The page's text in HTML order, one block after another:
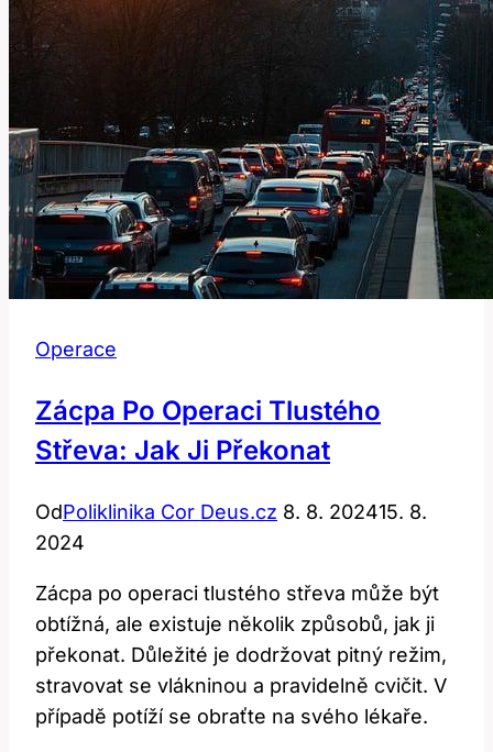
Operace
Zácpa Po Operaci Tlustého
Střeva: Jak Ji Překonat
OdPoliklinika Cor Deus.cz 8. 8. 202415. 8.
2024
Zácpa po operaci tlustého střeva může být
obtížná, ale existuje několik způsobů, jak ji
překonat. Důležité je dodržovat pitný režim,
stravovat se vlákninou a pravidelně cvičit. V
případě potíží se obraťte na svého lékaře.